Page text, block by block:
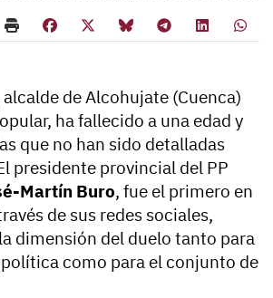
alcalde de Alcohujate (Cuenca)
ha fallecido a una edad y
que no han sido detalladas
presidente provincial del PP
Martín Buro, fue el primero en
de sus redes sociales,
dimensión del duelo tanto para
como para el conjunto de